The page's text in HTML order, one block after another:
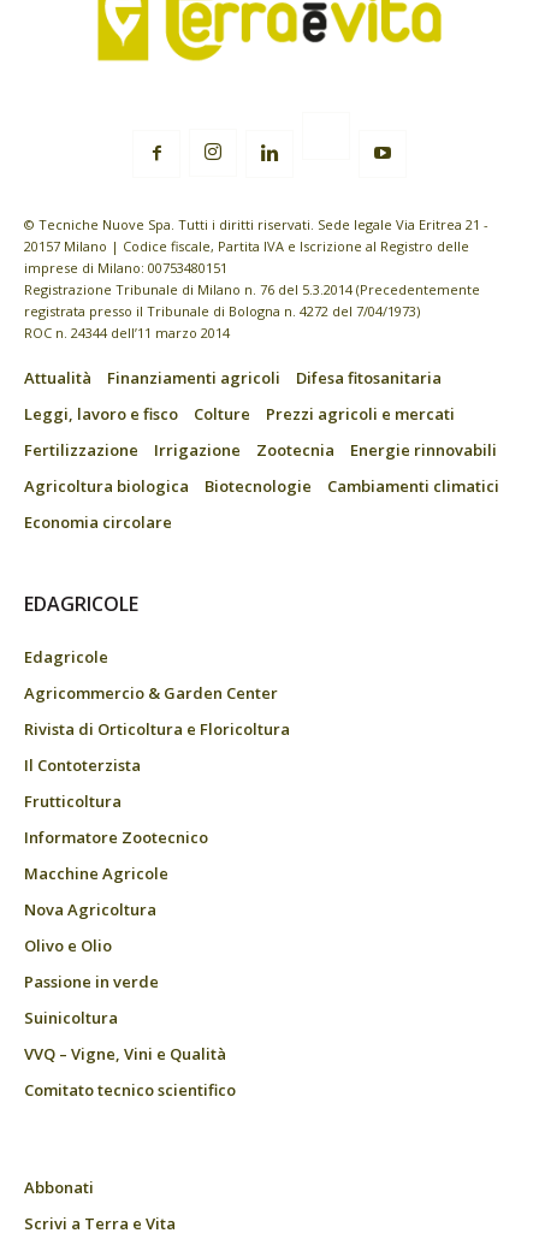
© Tecniche Nuove Spa. Tutti i diritti riservati. Sede legale Via Eritrea 21 -
20157 Milano | Codice fiscale, Partita IVA e Iscrizione al Registro delle
imprese di Milano: 00753480151
Registrazione Tribunale di Milano n. 76 del 5.3.2014 (Precedentemente
registrata presso il Tribunale di Bologna n. 4272 del 7/04/1973)
ROC n. 24344 dell’11 marzo 2014
Attualità Finanziamenti agricoli
Difesa fitosanitaria
Leggi, lavoro e fisco
Colture
Prezzi agricoli e mercati
Fertilizzazione
Irrigazione Zootecnia
Energie rinnovabili
Agricoltura biologica
Biotecnologie
Cambiamenti climatici
Economia circolare
EDAGRICOLE
Edagricole
Agricommercio & Garden Center
Rivista di Orticoltura e Floricoltura
Il Contoterzista
Frutticoltura
Informatore Zootecnico
Macchine Agricole
Nova Agricoltura
Olivo e Olio
Passione in verde
Suinicoltura
VVQ – Vigne, Vini e Qualità
Comitato tecnico scientifico
Abbonati
Scrivi a Terra e Vita